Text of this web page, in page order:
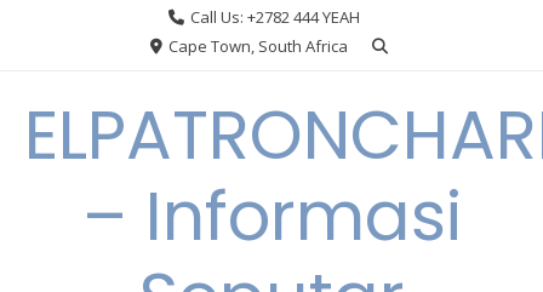
Call Us: +2782 444 YEAH
Cape Town, South Africa
– Informasi